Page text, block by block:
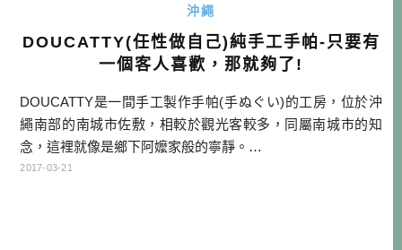
沖繩
DOUCATTY(任性做自己)純手工手帕-只要有
一個客人喜歡，那就夠了!
DOUCATTY是一間手工製作手帕(手ぬぐい)的工房，位於沖
繩南部的南城市佐敷，相較於觀光客較多，同屬南城市的知
念，這裡就像是鄉下阿嬤家般的寧靜。…
2017-03-21